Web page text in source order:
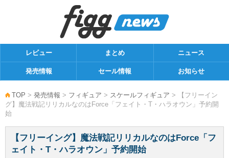
レビュー まとめ ニュース
発売情報 セール情報 お知らせ
TOP > 発売情報 > フィギュア > スケールフィギュア > 【フリーイン
グ】魔法戦記リリカルなのはForce「フェイト・T・ハラオウン」予約開
始
【フリーイング】魔法戦記リリカルなのはForce「フ
ェイト・T・ハラオウン」予約開始